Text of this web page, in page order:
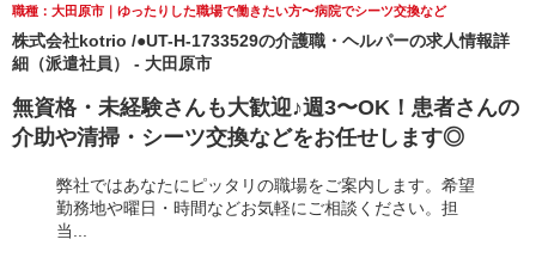
職種：大田原市｜ゆったりした職場で働きたい方〜病院でシーツ交換など
株式会社kotrio /●UT-H-1733529の介護職・ヘルパーの求人情報詳
細（派遣社員） - 大田原市
無資格・未経験さんも大歓迎♪週3〜OK！患者さんの
介助や清掃・シーツ交換などをお任せします◎
弊社ではあなたにピッタリの職場をご案内します。希望
勤務地や曜日・時間などお気軽にご相談ください。担
当...